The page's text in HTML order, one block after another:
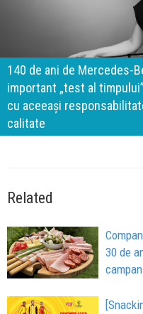
140 de ani de Mercedes-
important „test al
cu aceeași
calitate
Related
30 de